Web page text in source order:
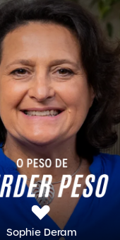
Sophie Deram